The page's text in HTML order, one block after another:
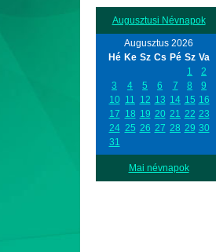
Augusztusi Névnapok
Augusztus 2026
Hé Ke Sz Cs Pé Sz Va
1
2
3
4 5 6 7 8
9
10 11 12 13 14 15 16
17 18 19 20 21 22 23
24 25 26 27 28 29 30
31
Mai névnapok